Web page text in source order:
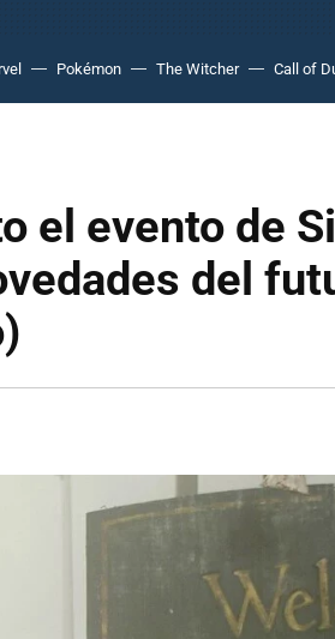
Pokémon The Witcher Call of
el evento de
del